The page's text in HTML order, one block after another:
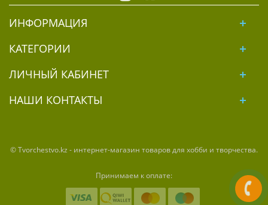
ИНФОРМАЦИЯ
КАТЕГОРИИ
ЛИЧНЫЙ КАБИНЕТ
НАШИ КОНТАКТЫ
© Tvorchestvo.kz - интернет-магазин товаров для хобби и творчества.
Принимаем к оплате: